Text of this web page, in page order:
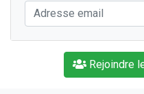
Rejoindre